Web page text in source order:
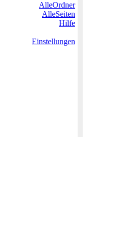
AlleOrdner
AlleSeiten
Hilfe
Einstellungen